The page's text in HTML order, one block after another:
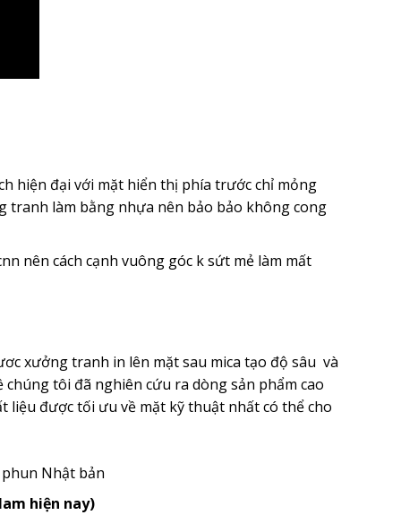
hiện đại với mặt hiển thị phía trước chỉ mỏng
tranh làm bằng nhựa nên bảo bảo không cong
nên cách cạnh vuông góc k sứt mẻ làm mất
xưởng tranh in lên mặt sau mica tạo độ sâu và
tôi đã nghiên cứu ra dòng sản phẩm cao
liệu được tối ưu về mặt kỹ thuật nhất có thể cho
Nhật bản
hiện nay)